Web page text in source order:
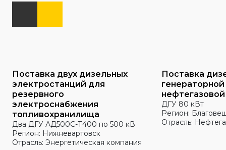
Поставка двух дизельных
электростанций для
резервного
электроснабжения
топливохранилища
Два ДГУ АД500С-Т400 по 500 кВ
Регион: Нижневартовск
Отрасль: Энергетическая компания
Поставка
ДГУ 80 кВт
Регион:
Отрасль: